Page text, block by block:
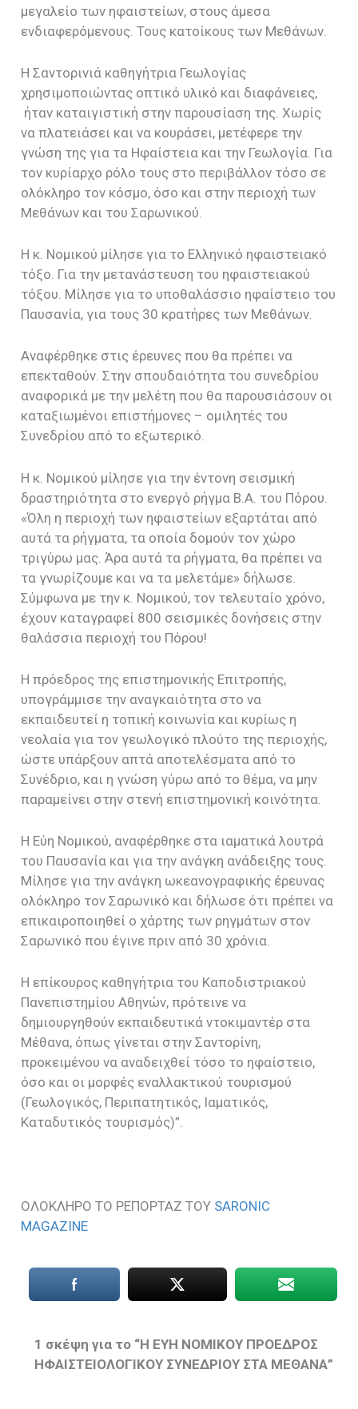
μεγαλείο των ηφαιστείων, στους άμεσα
ενδιαφερόμενους. Τους κατοίκους των Μεθάνων.
Η Σαντορινιά καθηγήτρια Γεωλογίας
χρησιμοποιώντας οπτικό υλικό και διαφάνειες,
ήταν καταιγιστική στην παρουσίαση της. Χωρίς
να πλατειάσει και να κουράσει, μετέφερε την
γνώση της για τα Ηφαίστεια και την Γεωλογία. Για
τον κυρίαρχο ρόλο τους στο περιβάλλον τόσο σε
ολόκληρο τον κόσμο, όσο και στην περιοχή των
Μεθάνων και του Σαρωνικού.
Η κ. Νομικού μίλησε για το Ελληνικό ηφαιστειακό
τόξο. Για την μετανάστευση του ηφαιστειακού
τόξου. Μίλησε για το υποθαλάσσιο ηφαίστειο του
Παυσανία, για τους 30 κρατήρες των Μεθάνων.
Αναφέρθηκε στις έρευνες που θα πρέπει να
επεκταθούν. Στην σπουδαιότητα του συνεδρίου
αναφορικά με την μελέτη που θα παρουσιάσουν οι
καταξιωμένοι επιστήμονες – ομιλητές του
Συνεδρίου από το εξωτερικό.
Η κ. Νομικού μίλησε για την έντονη σεισμική
δραστηριότητα στο ενεργό ρήγμα Β.Α. του Πόρου.
«Όλη η περιοχή των ηφαιστείων εξαρτάται από
αυτά τα ρήγματα, τα οποία δομούν τον χώρο
τριγύρω μας. Άρα αυτά τα ρήγματα, θα πρέπει να
τα γνωρίζουμε και να τα μελετάμε» δήλωσε.
Σύμφωνα με την κ. Νομικού, τον τελευταίο χρόνο,
έχουν καταγραφεί 800 σεισμικές δονήσεις στην
θαλάσσια περιοχή του Πόρου!
Η πρόεδρος της επιστημονικής Επιτροπής,
υπογράμμισε την αναγκαιότητα στο να
εκπαιδευτεί η τοπική κοινωνία και κυρίως η
νεολαία για τον γεωλογικό πλούτο της περιοχής,
ώστε υπάρξουν απτά αποτελέσματα από το
Συνέδριο, και η γνώση γύρω από το θέμα, να μην
παραμείνει στην στενή επιστημονική κοινότητα.
Η Εύη Νομικού, αναφέρθηκε στα ιαματικά λουτρά
του Παυσανία και για την ανάγκη ανάδειξης τους.
Μίλησε για την ανάγκη ωκεανογραφικής έρευνας
ολόκληρο τον Σαρωνικό και δήλωσε ότι πρέπει να
επικαιροποιηθεί ο χάρτης των ρηγμάτων στον
Σαρωνικό που έγινε πριν από 30 χρόνια.
Η επίκουρος καθηγήτρια του Καποδιστριακού
Πανεπιστημίου Αθηνών, πρότεινε να
δημιουργηθούν εκπαιδευτικά ντοκιμαντέρ στα
Μέθανα, όπως γίνεται στην Σαντορίνη,
προκειμένου να αναδειχθεί τόσο το ηφαίστειο,
όσο και οι μορφές εναλλακτικού τουρισμού
(Γεωλογικός, Περιπατητικός, Ιαματικός,
Καταδυτικός τουρισμός)”.
ΟΛΟΚΛΗΡΟ ΤΟ ΡΕΠΟΡΤΑΖ ΤΟΥ SARONIC
MAGAZINE
1 σκέψη για το “H EYH NOMIKOY ΠΡΟΕΔΡΟΣ
ΗΦΑΙΣΤΕΙΟΛΟΓΙΚΟΥ ΣΥΝΕΔΡΙΟΥ ΣΤΑ ΜΕΘΑΝΑ”